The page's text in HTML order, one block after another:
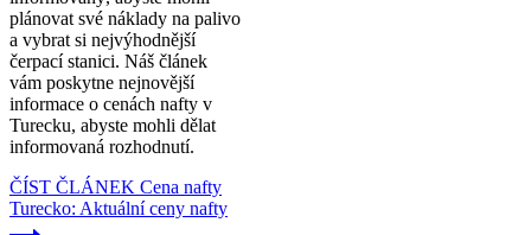
plánovat své náklady na palivo
a vybrat si nejvýhodnější
čerpací stanici. Náš článek
vám poskytne nejnovější
informace o cenách nafty v
Turecku, abyste mohli dělat
informovaná rozhodnutí.
ČÍST ČLÁNEK Cena nafty
Turecko: Aktuální ceny nafty